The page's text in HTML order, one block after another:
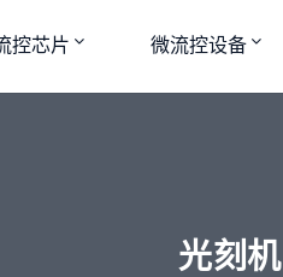
控芯片 微流控设备
光刻机